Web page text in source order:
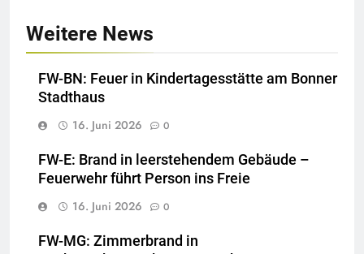
Weitere News
FW-BN: Feuer in Kindertagesstätte am Bonner
Stadthaus
16. Juni 2026
0
FW-E: Brand in leerstehendem Gebäude –
Feuerwehr führt Person ins Freie
16. Juni 2026
0
FW-MG: Zimmerbrand in